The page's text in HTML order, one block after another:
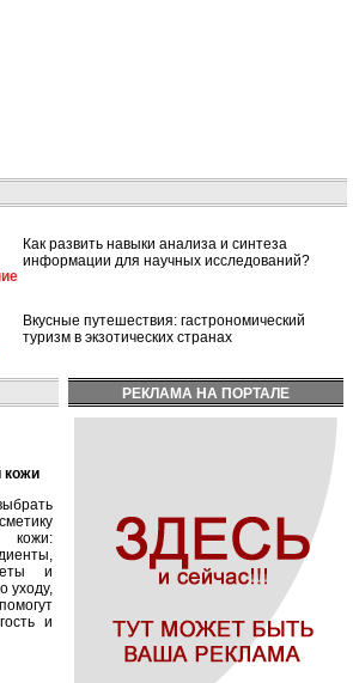
Как развить навыки анализа и синтеза
информации для научных исследований?
Вкусные путешествия: гастрономический
туризм в экзотических странах
кожи
и
уходу,
и
РЕКЛАМА НА ПОРТАЛЕ